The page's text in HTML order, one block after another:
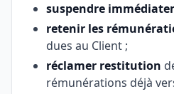
suspendre
retenir les
dues au Client ;
réclamer restitution
rémunérations déjà